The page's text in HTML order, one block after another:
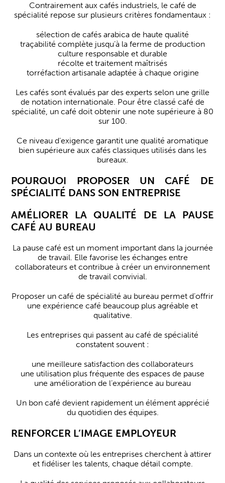
Contrairement aux cafés industriels, le café de
spécialité repose sur plusieurs critères fondamentaux :
sélection de cafés arabica de haute qualité
traçabilité complète jusqu’à la ferme de production
culture responsable et durable
récolte et traitement maîtrisés
torréfaction artisanale adaptée à chaque origine
Les cafés sont évalués par des experts selon une grille
de notation internationale. Pour être classé café de
spécialité, un café doit obtenir une note supérieure à 80
sur 100.
Ce niveau d’exigence garantit une qualité aromatique
bien supérieure aux cafés classiques utilisés dans les
bureaux.
POURQUOI PROPOSER UN CAFÉ DE
SPÉCIALITÉ DANS SON ENTREPRISE
AMÉLIORER LA QUALITÉ DE LA PAUSE
CAFÉ AU BUREAU
La pause café est un moment important dans la journée
de travail. Elle favorise les échanges entre
collaborateurs et contribue à créer un environnement
de travail convivial.
Proposer un café de spécialité au bureau permet d’offrir
une expérience café beaucoup plus agréable et
qualitative.
Les entreprises qui passent au café de spécialité
constatent souvent :
une meilleure satisfaction des collaborateurs
une utilisation plus fréquente des espaces de pause
une amélioration de l’expérience au bureau
Un bon café devient rapidement un élément apprécié
du quotidien des équipes.
RENFORCER L’IMAGE EMPLOYEUR
Dans un contexte où les entreprises cherchent à attirer
et fidéliser les talents, chaque détail compte.